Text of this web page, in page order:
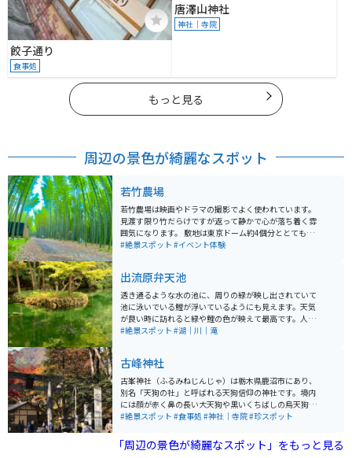
餃子通り
食事処
唐澤山神社
神社｜寺院
もっと見る
周辺の景色が綺麗なスポット
若竹農場
若竹農場は映画やドラマの撮影でよく使われています。
見渡す限り竹だらけですが返って静かで心が落ち着く雰
囲気になります。 敷地は東京ドーム約4個分ととても広
いです。 とても広大な敷地なので、夜の時間になるとラ
#絶景スポット #イベント体験
出流原弁天池
透き通るような水の池に、周りの緑が映し出されていて
池に泳いでいる鯉が浮いているようにも見えます。天気
が良い時に訪れると緑や鯉の色が映えて最高です。人も
少しは集まっていますが、長居する人が少ないのか有名
#絶景スポット #湖｜川｜滝
古峰神社
古峯神社（ふるみねじんじゃ）は栃木県鹿沼市にあり、
別名「天狗の社」と呼ばれる天狗信仰の神社です。境内
には顔が赤く鼻の長い大天狗や黒いくちばしの烏天狗な
ど所狭しとたくさんの天狗様が飾られています。 川の向
方メートル（30000坪）の廻遊式日本庭園があります。
紅葉の名所として知られています。
#絶景スポット #食事処 #神社｜寺院#珍スポット
「周辺の景色が綺麗なスポット」をもっと見る